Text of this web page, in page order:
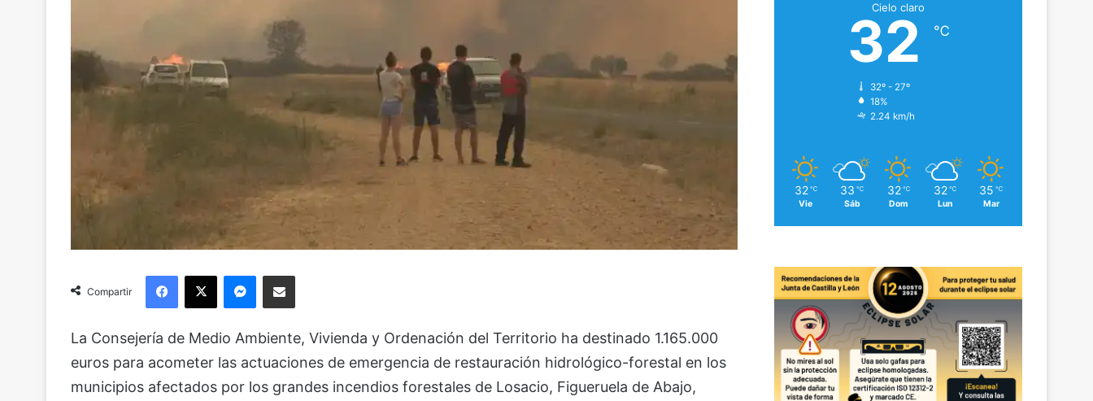
Compartir
Facebook
X Messenger
Compartir via Email
La Consejería de Medio Ambiente, Vivienda y Ordenación del Territorio ha destinado 1.165.000
euros para acometer las actuaciones de emergencia de restauración hidrológico-forestal en los
municipios afectados por los grandes incendios forestales de Losacio, Figueruela de Abajo,
Cielo claro
32 ℃
32º - 27º
18%
2.24 km/h
32 ℃
Vie
33 ℃
Sáb
32 ℃
Dom
32 ℃
Lun
35 ℃
Mar